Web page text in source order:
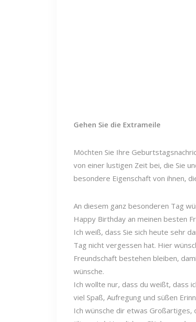
Gehen Sie die Extrameile
Möchten Sie Ihre
von einer lustigen Zeit bei, die Sie
besondere Eigenschaft von ihnen,
An diesem ganz besonderen Tag
Happy Birthday an meinen besten
Ich weiß, dass Sie sich heute sehr
Tag nicht vergessen hat. Hier
Freundschaft bestehen bleiben,
wünsche.
Ich wollte nur, dass du weißt, dass
viel Spaß, Aufregung und süßen
Ich wünsche dir etwas Großartiges,